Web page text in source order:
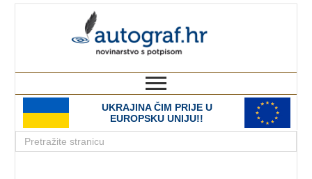
UKRAJINA ČIM PRIJE U
EUROPSKU UNIJU!!